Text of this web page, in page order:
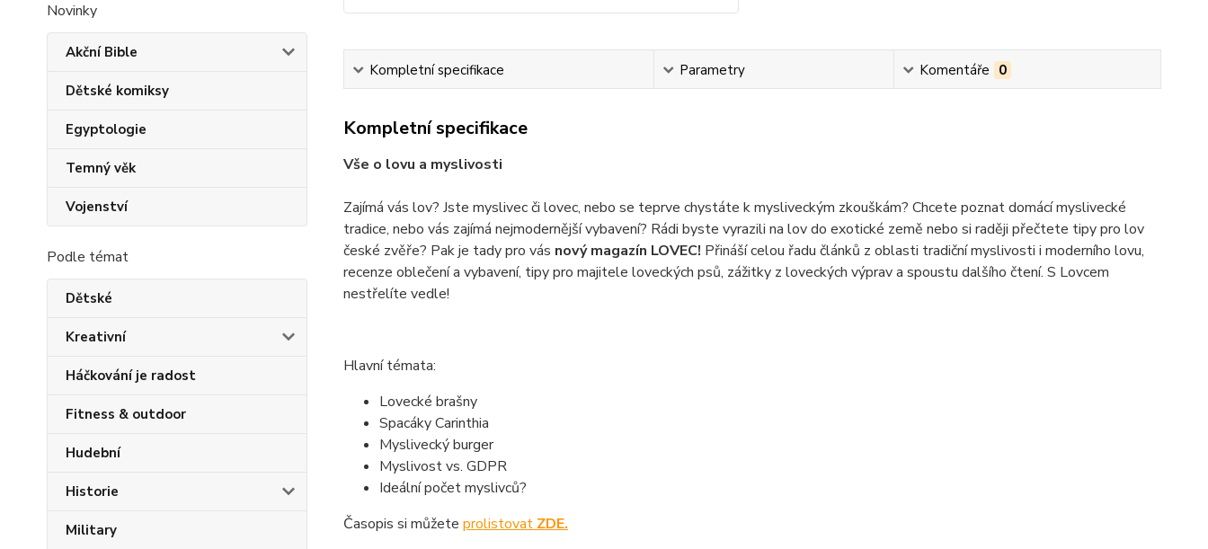
Novinky
Akční Bible
Dětské komiksy
Egyptologie
Temný věk
Vojenství
Podle témat
Dětské
Kreativní
Háčkování je radost
Fitness & outdoor
Hudební
Historie
Military
Kompletní specifikace Parametry Komentáře 0
Kompletní specifikace
Vše o lovu a myslivosti
Zajímá vás lov? Jste myslivec či lovec, nebo se teprve chystáte k mysliveckým zkouškám? Chcete poznat domácí myslivecké
tradice, nebo vás zajímá nejmodernější vybavení? Rádi byste vyrazili na lov do exotické země nebo si raději přečtete tipy pro lov
české zvěře? Pak je tady pro vás nový magazín LOVEC! Přináší celou řadu článků z oblasti tradiční myslivosti i moderního lovu,
recenze oblečení a vybavení, tipy pro majitele loveckých psů, zážitky z loveckých výprav a spoustu dalšího čtení. S Lovcem
nestřelíte vedle!
Hlavní témata:
Lovecké brašny
Spacáky Carinthia
Myslivecký burger
Myslivost vs. GDPR
Ideální počet myslivců?
Časopis si můžete prolistovat ZDE.